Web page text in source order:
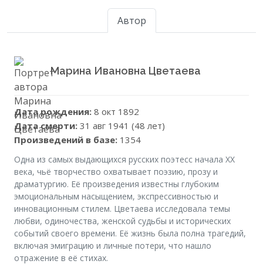
Автор
Марина Ивановна Цветаева
Дата рождения: 8 окт 1892
Дата смерти: 31 авг 1941 (48 лет)
Произведений в базе: 1354
Одна из самых выдающихся русских поэтесс начала XX
века, чьё творчество охватывает поэзию, прозу и
драматургию. Её произведения известны глубоким
эмоциональным насыщением, экспрессивностью и
инновационным стилем. Цветаева исследовала темы
любви, одиночества, женской судьбы и исторических
событий своего времени. Её жизнь была полна трагедий,
включая эмиграцию и личные потери, что нашло
отражение в её стихах.